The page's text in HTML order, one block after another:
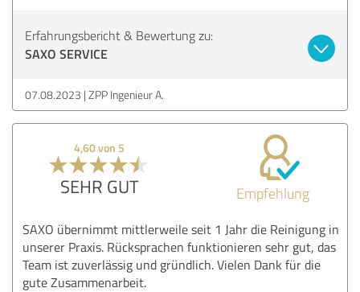
Erfahrungsbericht & Bewertung zu:
SAXO SERVICE
07.08.2023 ZPP Ingenieur A.
4,60 von 5
SEHR GUT Empfehlung
SAXO übernimmt mittlerweile seit 1 Jahr die Reinigung in
unserer Praxis. Rücksprachen funktionieren sehr gut, das
Team ist zuverlässig und gründlich. Vielen Dank für die
gute Zusammenarbeit.